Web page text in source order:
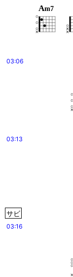
Am7
03:06
03:13
サビ
03:16